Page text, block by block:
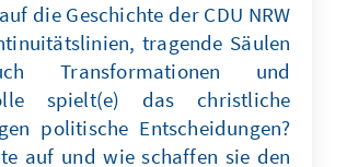
die Geschichte der CDU NRW
tragende Säulen
Transformationen und
spielt(e) das christliche
politische Entscheidungen?
auf und wie schaffen sie den